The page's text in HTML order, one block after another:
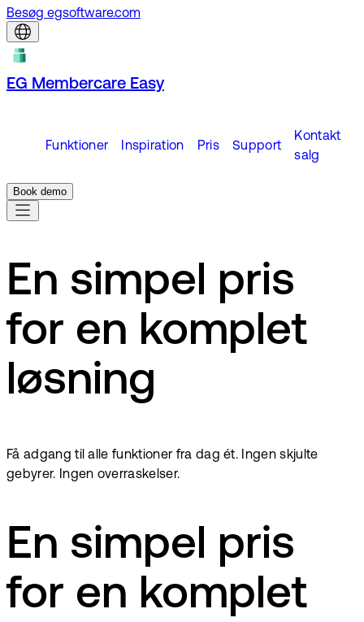
Besøg egsoftware.com
EG Membercare Easy
Funktioner Inspiration Pris Support
Kontakt
salg
Book demo
En simpel pris
for en komplet
løsning
Få adgang til alle funktioner fra dag ét. Ingen skjulte
gebyrer. Ingen overraskelser.
En simpel pris
for en komplet